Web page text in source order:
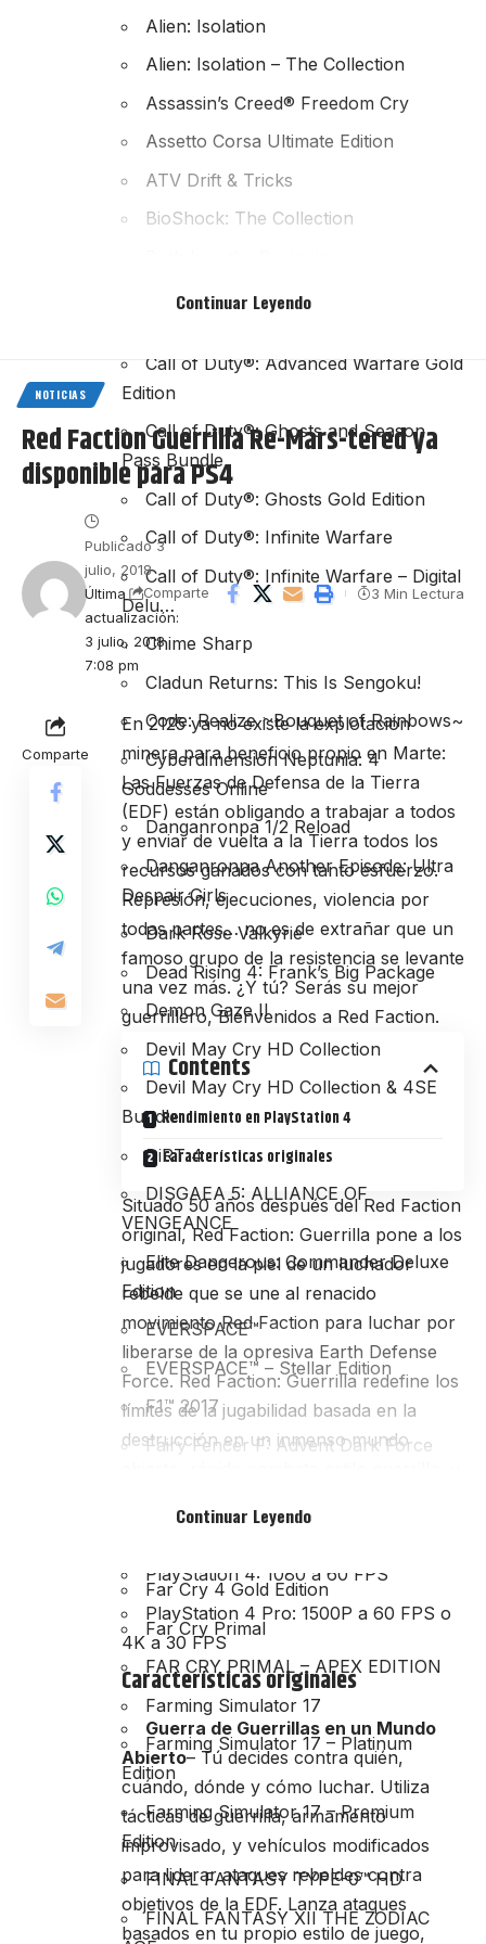
Alien: Isolation
Alien: Isolation – The Collection
Assassin’s Creed® Freedom Cry
Assetto Corsa Ultimate Edition
ATV Drift & Tricks
BioShock: The Collection
Call of Duty:Advanced Warfare –
Call of Duty®: Advanced Warfare Gold
Edition
Call of Duty®: Ghosts and Season
Pass Bundle
Call of Duty®: Ghosts Gold Edition
Call of Duty®: Infinite Warfare
Call of Duty®: Infinite Warfare – Digital
Delu…
Chime Sharp
Cladun Returns: This Is Sengoku!
Code: Realize ~Bouquet of Rainbows~
Cyberdimension Neptunia: 4
Goddesses Online
Danganronpa 1/2 Reload
Danganronpa Another Episode: Ultra
Despair Girls
Dark Rose Valkyrie
Dead Rising 4: Frank’s Big Package
Demon Gaze II
Devil May Cry HD Collection
Devil May Cry HD Collection & 4SE
Bundle
DiRT 4
DISGAEA 5: ALLIANCE OF
VENGEANCE
Elite Dangerous: Commander Deluxe
Edition
EVERSPACE™
EVERSPACE™ – Stellar Edition
F1™ 2017
Fairy Fencer F: Advent Dark Force
FAR CRY 4 + FAR CRY PRIMAL
Far Cry 4 Gold Edition
Far Cry Primal
FAR CRY PRIMAL – APEX EDITION
Farming Simulator 17
Farming Simulator 17 – Platinum
Edition
Farming Simulator 17 – Premium
Edition
FINAL FANTASY TYPE-0™ HD
FINAL FANTASY XII THE ZODIAC
Continuar Leyendo
NOTICIAS
Red Faction Guerrilla Re-Mars-tered ya
disponible para PS4
Última
actualización:
3 julio, 2018
7:08 pm
Publicado 3
julio, 2018
Comparte 3 Min Lectura
Comparte
En 2125 ya no existe la explotación
minera para beneficio propio en Marte:
Las Fuerzas de Defensa de la Tierra
(EDF) están obligando a trabajar a todos
y enviar de vuelta a la Tierra todos los
recursos ganados con tanto esfuerzo.
Represión, ejecuciones, violencia por
todas partes… no es de extrañar que un
famoso grupo de la resistencia se levante
una vez más. ¿Y tú? Serás su mejor
guerrillero, Bienvenidos a Red Faction.
Contents
Rendimiento en PlayStation 4
Características originales
Situado 50 años después del Red Faction
original, Red Faction: Guerrilla pone a los
jugadores en la piel de un luchador
rebelde que se une al renacido
movimiento Red Faction para luchar por
liberarse de la opresiva Earth Defense
Force. Red Faction: Guerrilla redefine los
límites de la jugabilidad basada en la
destrucción en un inmenso mundo
Rendimiento en PlayStation 4
PlayStation 4: 1080 a 60 FPS
PlayStation 4 Pro: 1500P a 60 FPS o
4K a 30 FPS
Características originales
Guerra de Guerrillas en un Mundo
Abierto– Tú decides contra quién,
cuándo, dónde y cómo luchar. Utiliza
tácticas de guerrilla, armamento
improvisado, y vehículos modificados
para liderar ataques rebeldes contra
objetivos de la EDF. Lanza ataques
basados en tu propio estilo de juego,
Continuar Leyendo